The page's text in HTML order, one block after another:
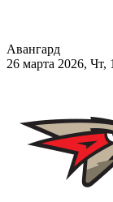
Авангард
26 марта 2026, Чт,